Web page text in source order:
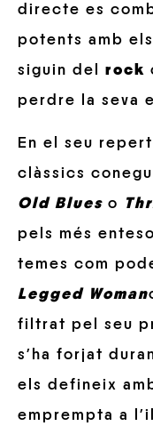
directe es
potents amb
siguin del rock
perdre la seva
En el seu
clàssics
Old Blues o
pels més
temes com
Legged Woman
filtrat pel seu
s’ha forjat
els defineix
emprempta a